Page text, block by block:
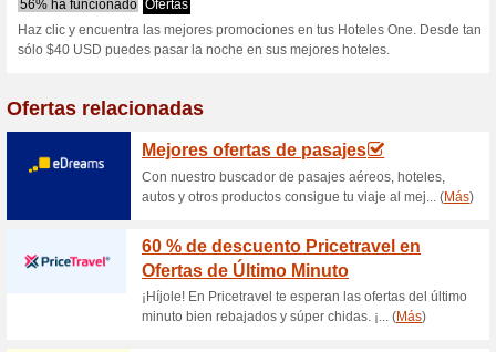
cupones que acaban de ser
esta tienda..
Descuentos